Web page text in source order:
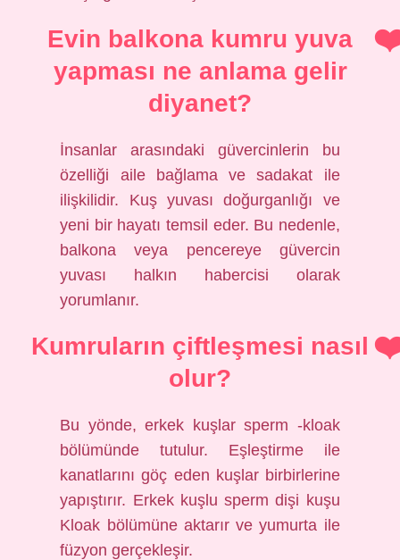
Evin balkona kumru yuva
yapması ne anlama gelir
diyanet?
İnsanlar arasındaki güvercinlerin bu
özelliği aile bağlama ve sadakat ile
ilişkilidir. Kuş yuvası doğurganlığı ve
yeni bir hayatı temsil eder. Bu nedenle,
balkona veya pencereye güvercin
yuvası halkın habercisi olarak
yorumlanır.
Kumruların çiftleşmesi nasıl
olur?
Bu yönde, erkek kuşlar sperm -kloak
bölümünde tutulur. Eşleştirme ile
kanatlarını göç eden kuşlar birbirlerine
yapıştırır. Erkek kuşlu sperm dişi kuşu
Kloak bölümüne aktarır ve yumurta ile
füzyon gerçekleşir.